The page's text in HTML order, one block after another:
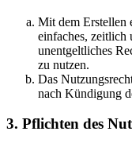
Mit dem Erstellen
einfaches, zeitlich
unentgeltliches
zu nutzen.
Das
nach Kündigung
3. Pflichten des